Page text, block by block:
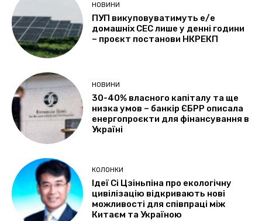
НОВИНИ
ПУП викуповуватимуть е/е
домашніх СЕС лише у денні години
– проєкт постанови НКРЕКП
НОВИНИ
30-40% власного капіталу та ще
низка умов – банкір ЄБРР описала
енергопроєкти для фінансування в
Україні
КОЛОНКИ
Ідеї Сі Цзіньпіна про екологічну
цивілізацію відкривають нові
можливості для співпраці між
Китаєм та Україною